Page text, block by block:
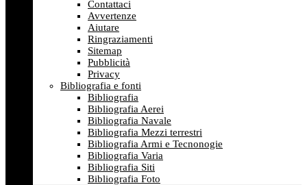
Contattaci
Avvertenze
Aiutare
Ringraziamenti
Sitemap
Pubblicità
Privacy
Bibliografia e fonti
Bibliografia
Bibliografia Aerei
Bibliografia Navale
Bibliografia Mezzi terrestri
Bibliografia Armi e Tecnonogie
Bibliografia Varia
Bibliografia Siti
Bibliografia Foto